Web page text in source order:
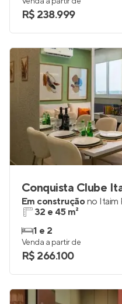
R$ 238.999
Conquista Clube
Em construçãono Itaim
32 e 45 m²
1 e 2
Venda a partir de
R$ 266.100